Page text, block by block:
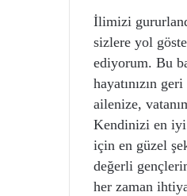
İlimizi
sizlere yol
ediyorum. Bu
hayatınızın
ailenize,
Kendinizi en
için en güzel
değerli
her zaman